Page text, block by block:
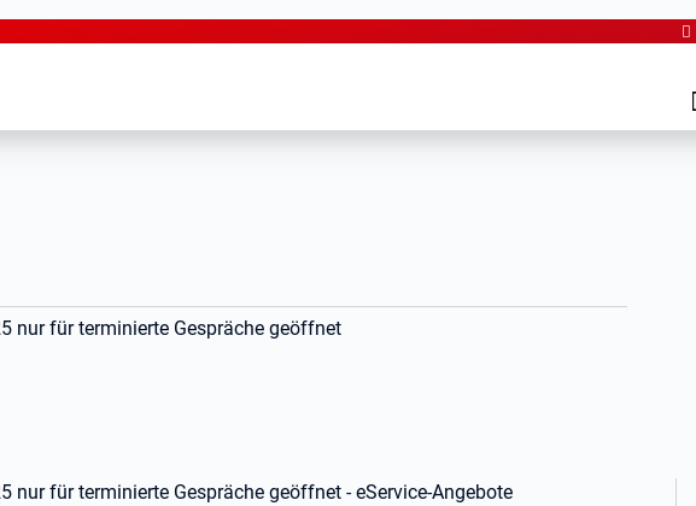
nur für terminierte Gespräche geöffnet
nur für terminierte Gespräche geöffnet - eService-Angebote